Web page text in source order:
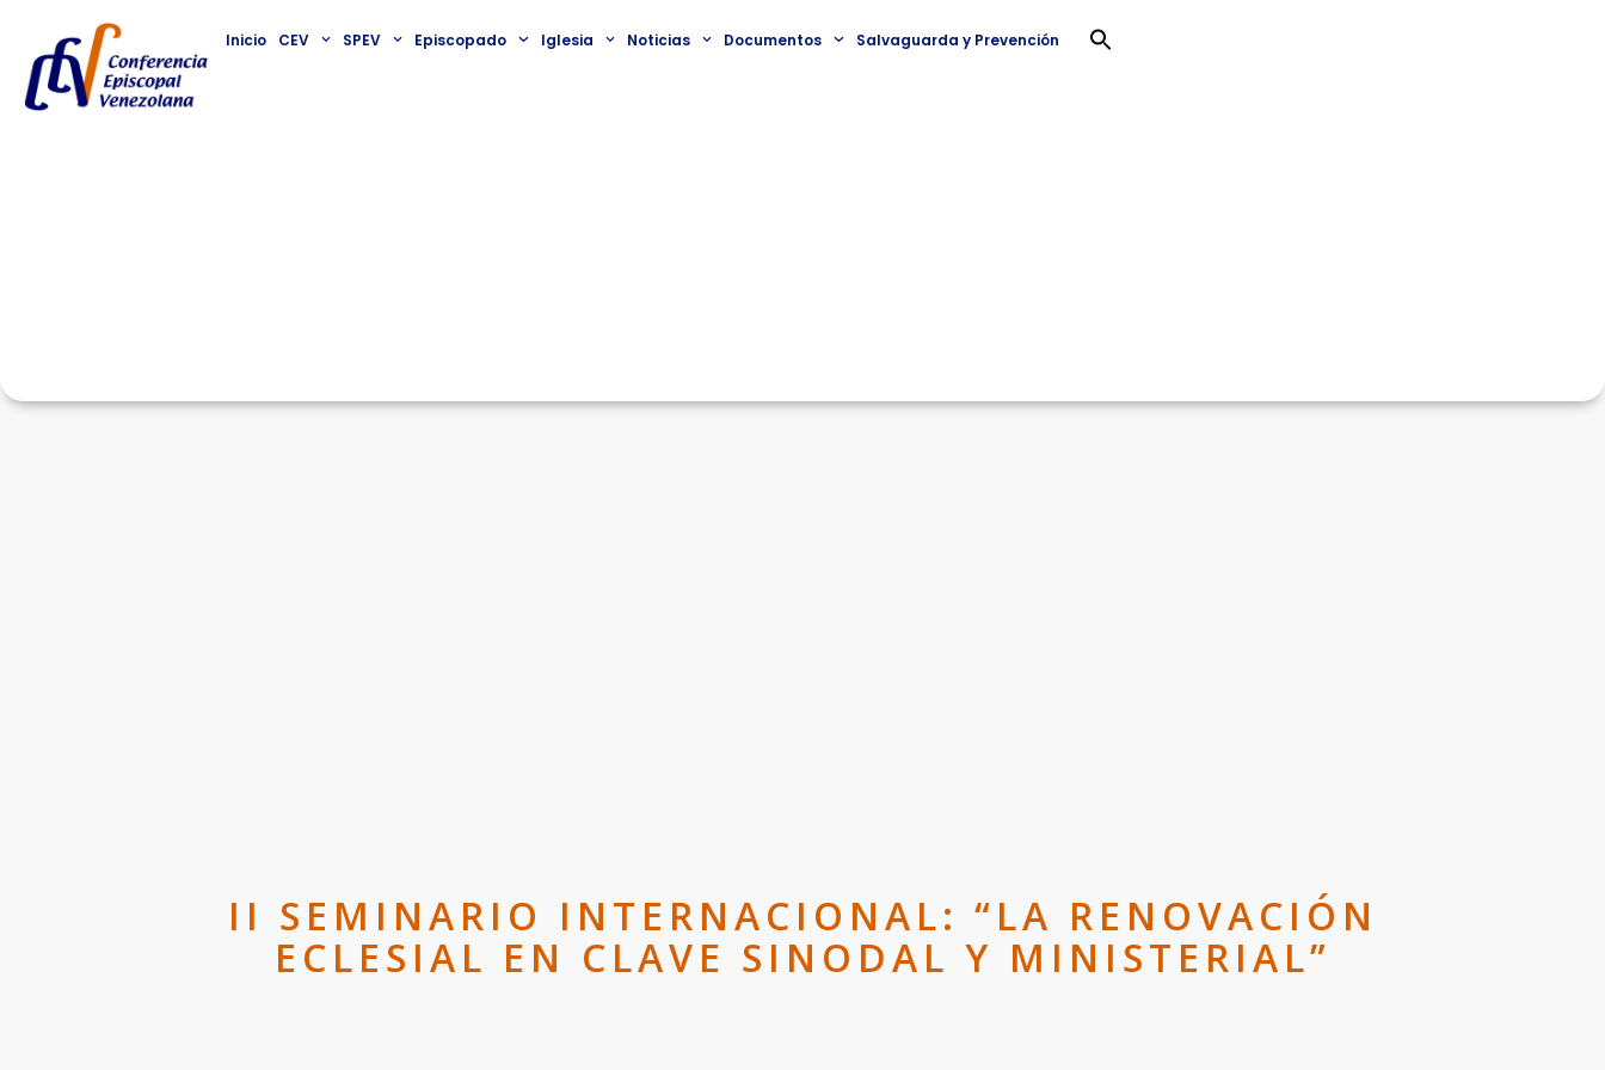
Inicio CEV SPEV Episcopado Iglesia Noticias Documentos Salvaguarda y Prevención
II SEMINARIO INTERNACIONAL: “LA RENOVACIÓN
ECLESIAL EN CLAVE SINODAL Y MINISTERIAL”